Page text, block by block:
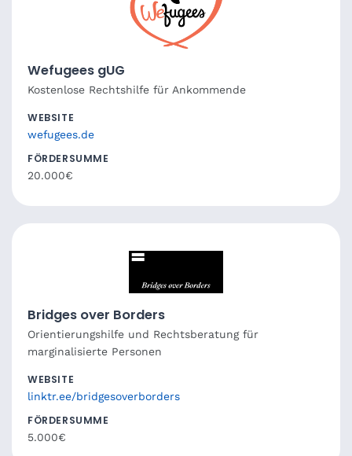
Wefugees gUG
Kostenlose Rechtshilfe für Ankommende
WEBSITE
wefugees.de
FÖRDERSUMME
20.000€
Bridges over Borders
Orientierungshilfe und Rechtsberatung für
marginalisierte Personen
WEBSITE
linktr.ee/bridgesoverborders
FÖRDERSUMME
5.000€